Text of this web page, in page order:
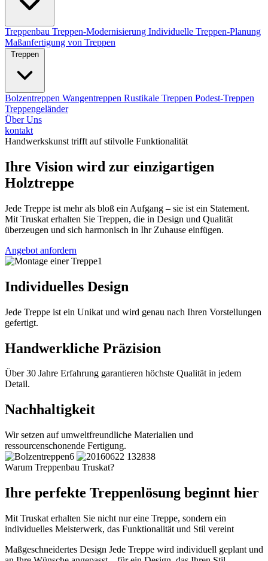
Treppenbau Treppen-Modernisierung Individuelle Treppen-Planung
Maßanfertigung von Treppen
Treppen
Bolzentreppen Wangentreppen Rustikale Treppen Podest-Treppen
Treppengeländer
Über Uns
kontakt
Handwerkskunst trifft auf stilvolle Funktionalität
Ihre Vision wird zur einzigartigen
Holztreppe
Jede Treppe ist mehr als bloß ein Aufgang – sie ist ein Statement.
Mit Truskat erhalten Sie Treppen, die in Design und Qualität
überzeugen und sich harmonisch in Ihr Zuhause einfügen.
Angebot anfordern
Individuelles Design
Jede Treppe ist ein Unikat und wird genau nach Ihren Vorstellungen
gefertigt.
Handwerkliche Präzision
Über 30 Jahre Erfahrung garantieren höchste Qualität in jedem
Detail.
Nachhaltigkeit
Wir setzen auf umweltfreundliche Materialien und
ressourcenschonende Fertigung.
Warum Treppenbau Truskat?
Ihre perfekte Treppenlösung beginnt hier
Mit Truskat erhalten Sie nicht nur eine Treppe, sondern ein
individuelles Meisterwerk, das Funktionalität und Stil vereint
Maßgeschneidertes Design Jede Treppe wird individuell geplant und